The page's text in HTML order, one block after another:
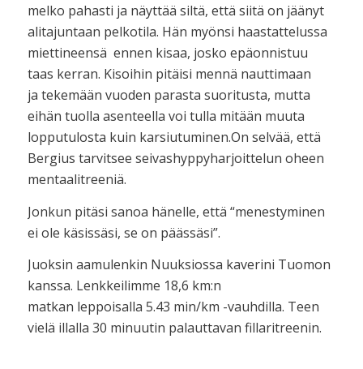
melko pahasti ja näyttää siltä, että siitä on jäänyt
alitajuntaan pelkotila. Hän myönsi haastattelussa
miettineensä ennen kisaa, josko epäonnistuu
taas kerran. Kisoihin pitäisi mennä nauttimaan
ja tekemään vuoden parasta suoritusta, mutta
eihän tuolla asenteella voi tulla mitään muuta
lopputulosta kuin karsiutuminen.On selvää, että
Bergius tarvitsee seivashyppyharjoittelun oheen
mentaalitreeniä.
Jonkun pitäsi sanoa hänelle, että “menestyminen
ei ole käsissäsi, se on päässäsi”.
Juoksin aamulenkin Nuuksiossa kaverini Tuomon
kanssa. Lenkkeilimme 18,6 km:n
matkan leppoisalla 5.43 min/km -vauhdilla. Teen
vielä illalla 30 minuutin palauttavan fillaritreenin.